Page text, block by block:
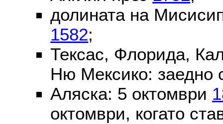
долината на
1582;
Тексас, Флорида,
Ню Мексико: заедно
Аляска: 5 октомври
октомври, когато